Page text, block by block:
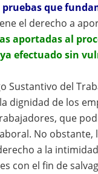
que
el derecho a
aportadas al
efectuado sin
Sustantivo del
dignidad de los
que
No obstante,
a la
con el fin de